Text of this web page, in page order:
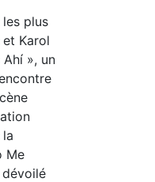
les plus
Karol
», un
Me